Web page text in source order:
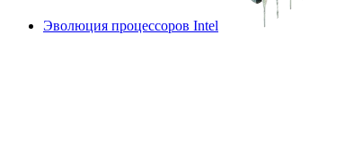
Эволюция процессоров Intel